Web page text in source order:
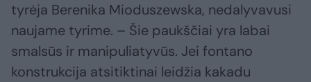
tyrėja Berenika Mioduszewska, nedalyvavusi
naujame tyrime. – Šie paukščiai yra labai
smalsūs ir manipuliatyvūs. Jei fontano
konstrukcija atsitiktinai leidžia kakadu